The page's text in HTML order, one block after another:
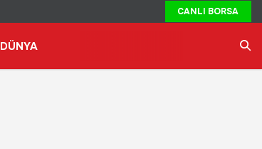
CANLI BORSA
DÜNYA